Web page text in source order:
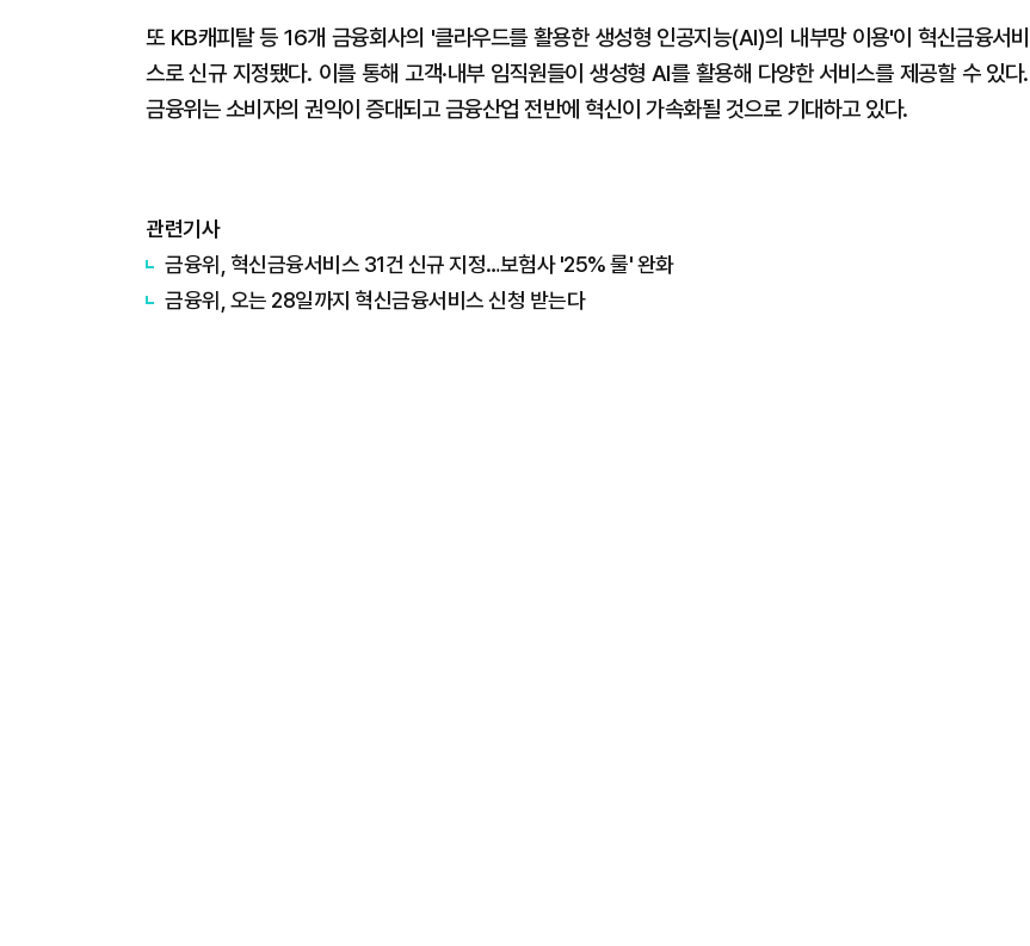
또 KB캐피탈 등 16개 금융회사의 '클라우드를 활용한 생성형 인공지능(AI)의 내부망 이용'이 혁신금융서비
스로 신규 지정됐다. 이를 통해 고객·내부 임직원들이 생성형 AI를 활용해 다양한 서비스를 제공할 수 있다.
금융위는 소비자의 권익이 증대되고 금융산업 전반에 혁신이 가속화될 것으로 기대하고 있다.
관련기사
금융위, 혁신금융서비스 31건 신규 지정…보험사 '25% 룰' 완화
금융위, 오는 28일까지 혁신금융서비스 신청 받는다